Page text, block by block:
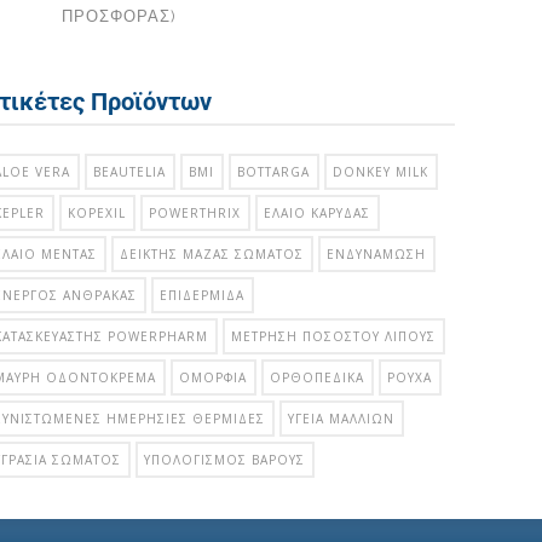
ΠΡΟΣΦΟΡΑΣ)
Προϊόντων
VERA BEAUTELIA BMI BOTTARGA DONKEY MILK
KOPEXIL POWERTHRIX ΈΛΑΙΟ ΚΑΡΎΔΑΣ
ΜΈΝΤΑΣ ΔΕΊΚΤΗΣ ΜΆΖΑΣ ΣΏΜΑΤΟΣ ΕΝΔΥΝΆΜΩΣΗ
ΆΝΘΡΑΚΑΣ ΕΠΙΔΕΡΜΊΔΑ
POWERPHARM ΜΈΤΡΗΣΗ ΠΟΣΟΣΤΟΎ ΛΊΠΟΥΣ
ΟΔΟΝΤΌΚΡΕΜΑ ΟΜΟΡΦΙΆ ΟΡΘΟΠΕΔΙΚΆ ΡΟΎΧΑ
ΗΜΕΡΉΣΙΕΣ ΘΕΡΜΊΔΕΣ ΥΓΕΊΑ ΜΑΛΛΙΏΝ
ΣΏΜΑΤΟΣ ΥΠΟΛΟΓΙΣΜΌΣ ΒΆΡΟΥΣ